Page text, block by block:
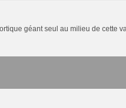
géant seul au milieu de cette